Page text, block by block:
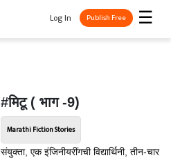
☰
Log In Publish Free
#मिटू ( भाग -9)
Marathi Fiction Stories
संयुक्ता, एक इंजिनीयरींगची विद्यार्थिनी, तीन-चार